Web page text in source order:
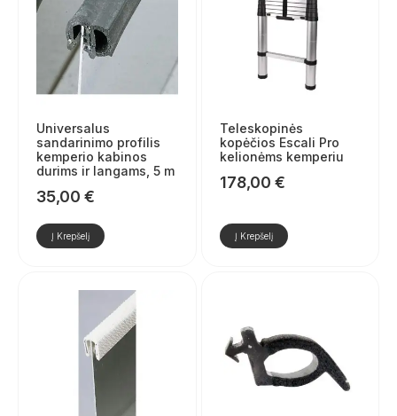
Universalus
sandarinimo profilis
kemperio kabinos
durims ir langams, 5 m
35,00 €
Į Krepšelį
Teleskopinės
kopėčios Escali Pro
kelionėms kemperiu
178,00 €
Į Krepšelį